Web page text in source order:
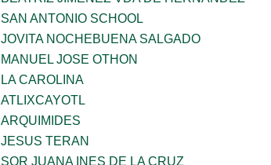
SAN ANTONIO SCHOOL
JOVITA NOCHEBUENA SALGADO
MANUEL JOSE OTHON
LA CAROLINA
ATLIXCAYOTL
ARQUIMIDES
JESUS TERAN
SOR JUANA INES DE LA CRUZ